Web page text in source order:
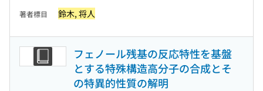
著者標目 鈴木, 将人
フェノール残基の反応特性を基盤
とする特殊構造高分子の合成とそ
の特異的性質の解明